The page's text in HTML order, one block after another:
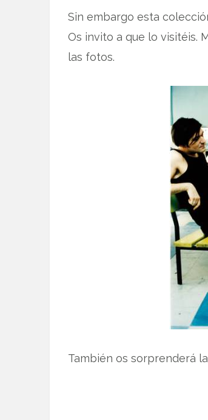
Sin embargo esta
Os invito a que lo visitéis.
las fotos.
También os sorprenderá